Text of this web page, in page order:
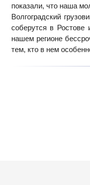
показали, что наша
Волгоградский
соберутся в Ростове
нашем регионе
тем, кто в нем